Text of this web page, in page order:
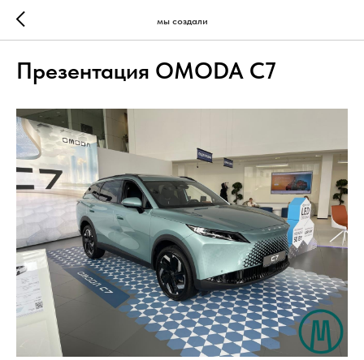
мы создали
Презентация ОMODA C7